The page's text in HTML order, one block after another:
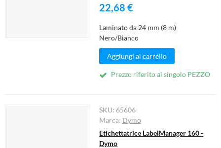
22,68 €
Laminato da 24 mm (8 m)
Nero/Bianco
Aggiungi al carrello
Prezzo riferito al singolo PEZZO
SKU: 65606
Marca: Dymo
Etichettatrice LabelManager 160 -
Dymo